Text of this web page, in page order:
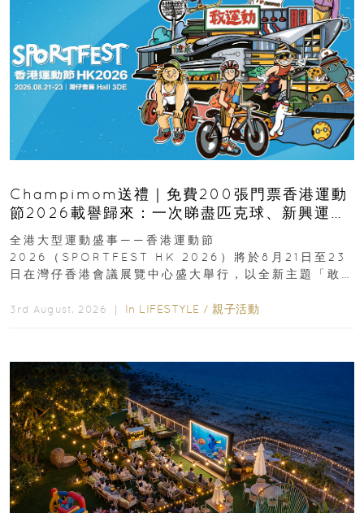
Champimom送禮｜免費200張門票香港運動
節2026載譽歸來：一次睇盡匹克球、新興運
動、街舞比賽＋逾百運動品牌展覽
全港大型運動盛事——香港運動節
2026（SPORTFEST HK 2026）將於8月21日至23
日在灣仔香港會議展覽中心盛大舉行，以全新主題「敢
3rd August, 2026 ｜ In LIFESTYLE / 親子活動